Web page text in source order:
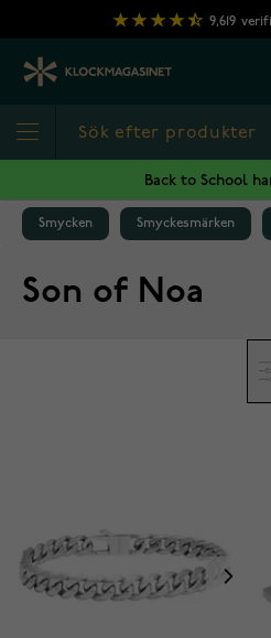
Hoppa till innehållet
9,619
Back to School
Smycken Smyckesmärken
Son of Noa